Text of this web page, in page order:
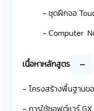
- ชุดฝึกจอ
-
เนื้อหาหลักสูตร
- โครงสร้างพื้นฐานข